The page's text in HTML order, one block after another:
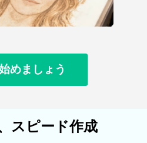
めましょう
スピード作成